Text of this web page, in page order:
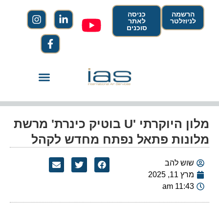
הרשמה
לניוזלטר
כניסה
לאתר
סוכנים
מלון היוקרתי 'U בוטיק כינרת' מרשת
מלונות פתאל נפתח מחדש לקהל
שוש להב
מרץ 11, 2025
11:43 am